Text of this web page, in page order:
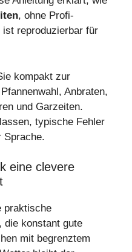
, ohne Profi-
reproduzierbar für
kompakt zur
Anbraten,
und Garzeiten.
typische Fehler
Sprache.
eine clevere
praktische
die konstant gute
mit begrenztem